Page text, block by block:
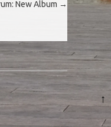
New Album →
↑